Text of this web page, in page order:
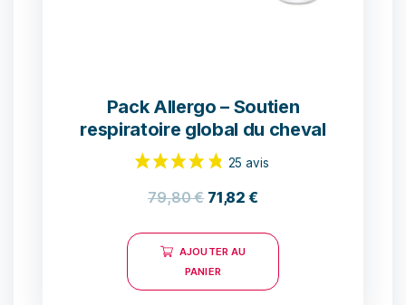
Pack Allergo – Soutien
respiratoire global du cheval
79,80€ 71,82 €
AJOUTER AU
PANIER